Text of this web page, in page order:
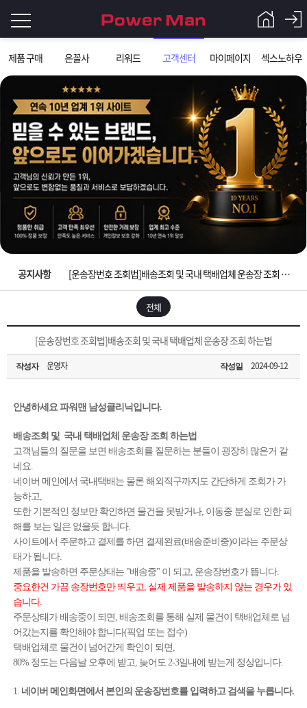
제품 구매 은꼴사 리워드 고객센터 마이페이지 섹스노하우
그
인
이
필
요
니
로
Q&A
파
워
맨
제
품
은
노
우
객
터
마
페
이
지
문
조
회
공지사항
입금확인이 안되는 상황을 대비해 꼭 입금후 고객센터 연락바랍니다.
[2026구정 연휴]설 연휴 배송 및 휴무 안내
[운송장번호 조회법]배송조회 및 국내 택배업체 운송장 조회 하는법
[ios앱 오픈]아이폰 고객 앱설치 가능합니다.
[무인택배함 이용 안내] 집 밖에 주소로 택배 받기
입금확인이 안되는 상황을 대비해 꼭 입금후 고객센터 연락바랍니다.
[2026구정 연휴]설 연휴 배송 및 휴무 안내
전체
[운송장번호 조회법]배송조회 및 국내 택배업체 운송장 조회 하는법
작성자 운영자 작성일 2024-09-12
안녕하세요 파워맨 남성클리닉입니다.
배송조회 및 국내 택배업체 운송장 조회 하는법
고객님들의 질문을 보면 배송조회를 질문하는 분들이 굉장히 많은거 같
네요.
네이버 메인에서 국내택배는 물론 해외직구까지도 간단하게 조회가 가
능하고,
또한 기본적인 정보만 확인하면 물건을 못받거나, 이동중 분실로 인한 피
해를 보는 일은 없을듯 합니다.
사이트에서 주문하고 결제를 하면 결제완료(배송준비중)이라는 주문상
태가 됩니다.
제품을 발송하면 주문상태는 "배송중" 이 되고, 운송장번호가 뜹니다.
중요한건 가끔 송장번호만 띄우고, 실제 제품을 발송하지 않는 경우가 있
습니다.
주문상태가 배송중이 되면, 배송조회를 통해 실제 물건이 택배업체로 넘
어갔는지를 확인해야 합니다(픽업 또는 접수)
택배업체로 물건이 넘어간게 확인이 되면,
80% 정도는 다음날 오후에 받고, 늦어도 2-3일내에 받는게 정상입니다.
1.네이버 메인화면에서 본인의 운송장번호를 입력하고 검색을 누릅니다.